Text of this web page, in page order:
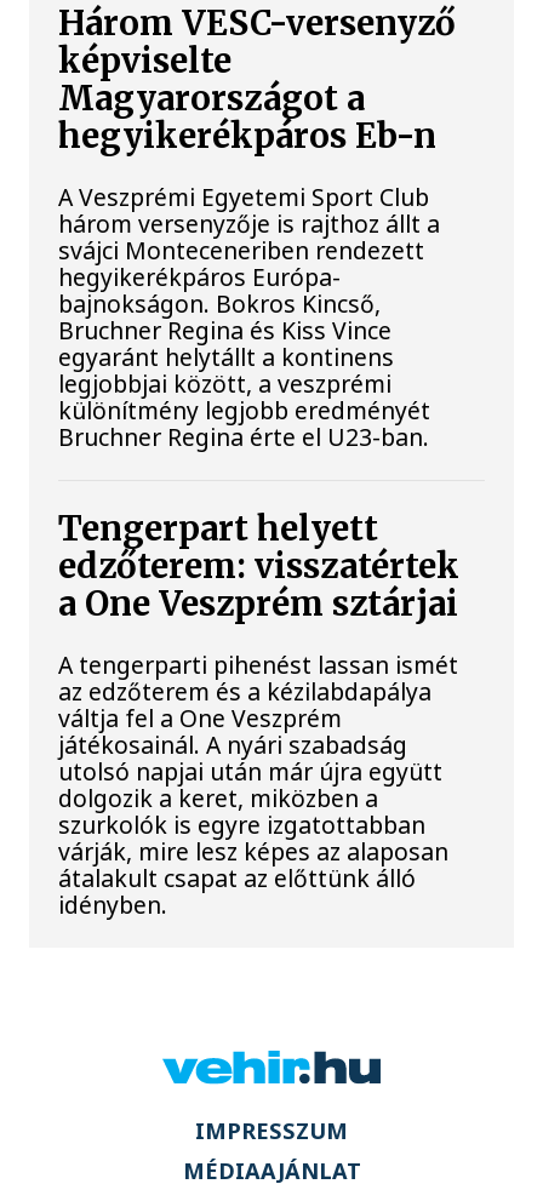
Három VESC-versenyző
képviselte
Magyarországot a
hegyikerékpáros Eb-n
A Veszprémi Egyetemi Sport Club
három versenyzője is rajthoz állt a
svájci Monteceneriben rendezett
hegyikerékpáros Európa-
bajnokságon. Bokros Kincső,
Bruchner Regina és Kiss Vince
egyaránt helytállt a kontinens
legjobbjai között, a veszprémi
különítmény legjobb eredményét
Bruchner Regina érte el U23-ban.
Tengerpart helyett
edzőterem: visszatértek
a One Veszprém sztárjai
A tengerparti pihenést lassan ismét
az edzőterem és a kézilabdapálya
váltja fel a One Veszprém
játékosainál. A nyári szabadság
utolsó napjai után már újra együtt
dolgozik a keret, miközben a
szurkolók is egyre izgatottabban
várják, mire lesz képes az alaposan
átalakult csapat az előttünk álló
idényben.
IMPRESSZUM
MÉDIAAJÁNLAT